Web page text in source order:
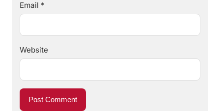
Email *
Website